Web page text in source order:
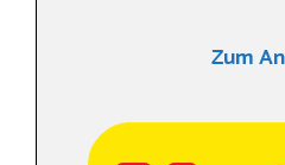
Zum